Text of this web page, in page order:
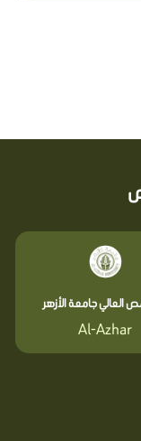
العالي جامعة الأزهر
Al-Azhar